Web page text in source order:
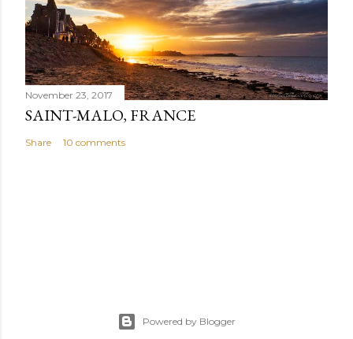
November 23, 2017
SAINT-MALO, FRANCE
Share 10 comments
Powered by Blogger